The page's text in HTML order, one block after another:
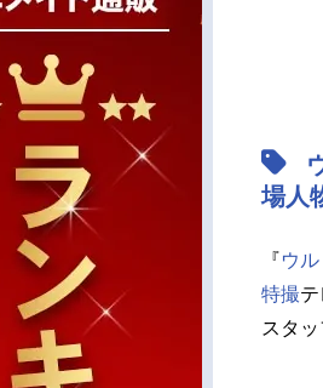
マンガ・ラノベ
場人
『ウ
特撮
スタ